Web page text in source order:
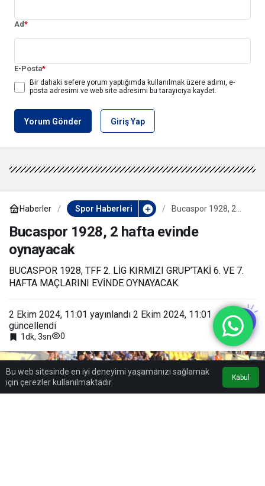
Ad*
E-Posta*
Bir dahaki sefere yorum yaptığımda kullanılmak üzere adımı, e-
posta adresimi ve web site adresimi bu tarayıcıya kaydet.
Yorum Gönder Giriş Yap
Haberler Spor Haberleri
Bucaspor 1928, 2
oynayacak
Bucaspor 1928, 2 hafta evinde
oynayacak
BUCASPOR 1928, TFF 2. LİG KIRMIZI GRUP’TAKİ 6. VE 7.
HAFTA MAÇLARINI EVİNDE OYNAYACAK.
2 Ekim 2024, 11:01 yayınlandı 2 Ekim 2024, 11:01
güncellendi
1dk, 3sn 0
Bu web sitesinde en iyi deneyimi yaşamanızı sağlamak
için çerezler kullanılmaktadır.
Kabul